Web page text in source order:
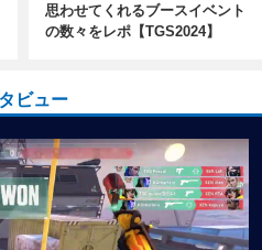
思わせてくれるブースイベント
の数々をレポ【TGS2024】
ビュー